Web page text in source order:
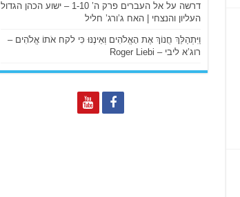
דרשה על אל העברים פרק ה’ 1-10 – ישוע הכהן הגדול
העליון והנצחי | האח ג’ורג’ חליל
וַיִּתְהַלֵּךְ חֲנוֹךְ אֶת הָאֱלֹהִים וְאֵינֶנּוּ כִּי לקח אֹתוֹ אֱלֹהִים –
רוג’א ליבי – Roger Liebi